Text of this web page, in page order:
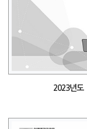
2023년도